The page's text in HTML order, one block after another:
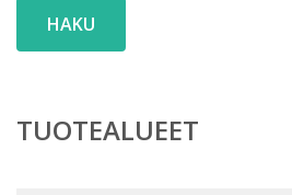
HAKU
TUOTEALUEET